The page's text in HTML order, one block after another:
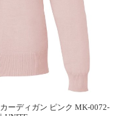
ーディガン ピンク MK-0072-